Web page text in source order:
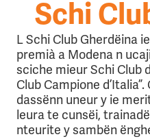
Schi
L Schi Club Gherdëina
premià a Modena n
sciche mieur Schi Club
Club Campione
dassënn uneur y ie
leura te cunsëi,
nteurite y sambën